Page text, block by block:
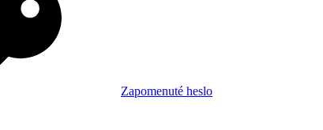
Zapomenuté heslo